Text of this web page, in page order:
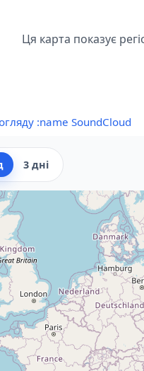
Ця карта показує
:name SoundCloud
3 дні